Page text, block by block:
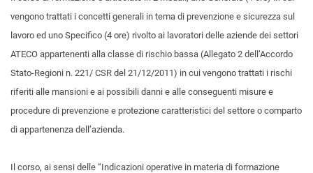
vengono trattati i concetti generali in tema di prevenzione e sicurezza sul
lavoro ed uno Specifico (4 ore) rivolto ai lavoratori delle aziende dei settori
ATECO appartenenti alla classe di rischio bassa (Allegato 2 dell’Accordo
Stato-Regioni n. 221/ CSR del 21/12/2011) in cui vengono trattati i rischi
riferiti alle mansioni e ai possibili danni e alle conseguenti misure e
procedure di prevenzione e protezione caratteristici del settore o comparto
di appartenenza dell’azienda.
Il corso, ai sensi delle “Indicazioni operative in materia di formazione